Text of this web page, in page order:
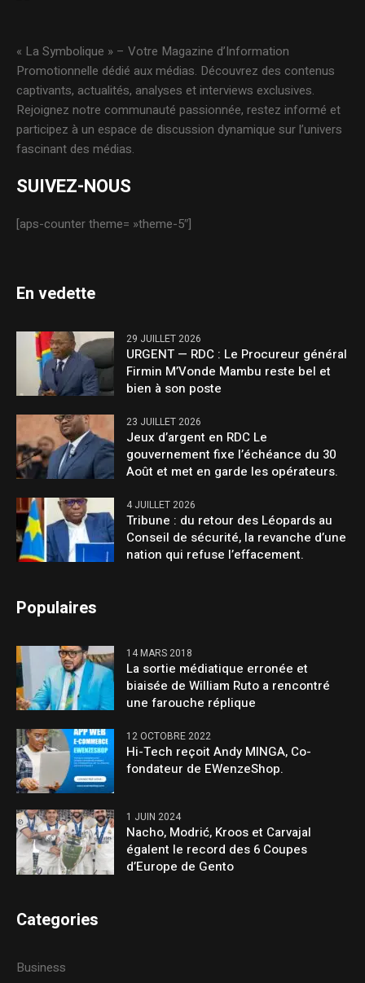
« La Symbolique » – Votre Magazine d’Information
Promotionnelle dédié aux médias. Découvrez des contenus
captivants, actualités, analyses et interviews exclusives.
Rejoignez notre communauté passionnée, restez informé et
participez à un espace de discussion dynamique sur l’univers
fascinant des médias.
SUIVEZ-NOUS
[aps-counter theme= »theme-5″]
En vedette
29 JUILLET 2026
URGENT — RDC : Le Procureur général
Firmin M’Vonde Mambu reste bel et
bien à son poste
23 JUILLET 2026
Jeux d’argent en RDC Le
gouvernement fixe l’échéance du 30
Août et met en garde les opérateurs.
4 JUILLET 2026
Tribune : du retour des Léopards au
Conseil de sécurité, la revanche d’une
nation qui refuse l’effacement.
Populaires
14 MARS 2018
La sortie médiatique erronée et
biaisée de William Ruto a rencontré
une farouche réplique
12 OCTOBRE 2022
Hi-Tech reçoit Andy MINGA, Co-
fondateur de EWenzeShop.
1 JUIN 2024
Nacho, Modrić, Kroos et Carvajal
égalent le record des 6 Coupes
d’Europe de Gento
Categories
Business